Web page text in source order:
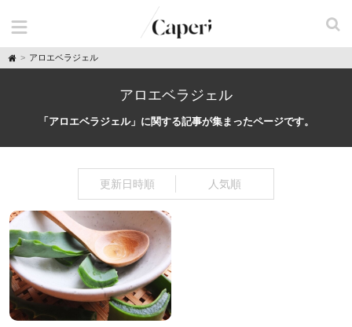
H
o
アロエベラジェル
アロエベラジェル
「アロエベラジェル」に関する記事が集まったページです。
更新日時順 人気順